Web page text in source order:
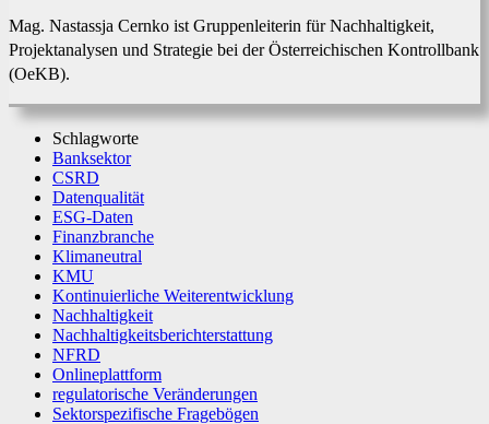
Mag. Nastassja Cernko ist Gruppenleiterin für Nachhaltigkeit,
Projektanalysen und Strategie bei der Österreichischen Kontrollbank
(OeKB).
Schlagworte
Banksektor
CSRD
Datenqualität
ESG-Daten
Finanzbranche
Klimaneutral
KMU
Kontinuierliche Weiterentwicklung
Nachhaltigkeit
Nachhaltigkeitsberichterstattung
NFRD
Onlineplattform
regulatorische Veränderungen
Sektorspezifische Fragebögen